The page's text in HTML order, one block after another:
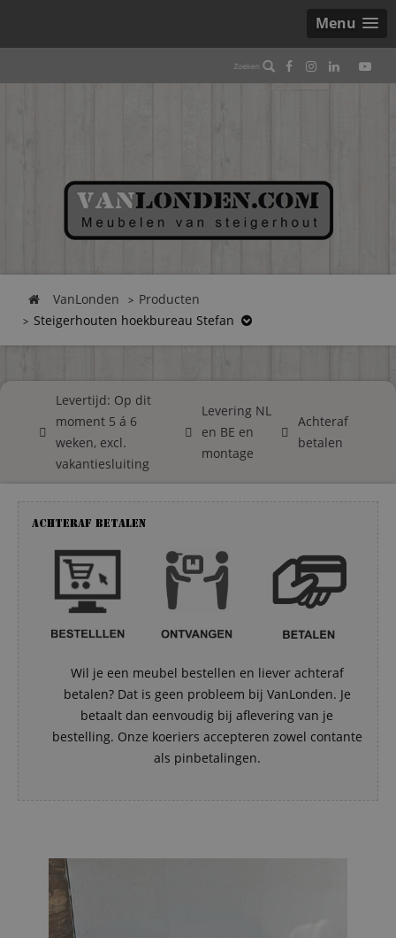
Menu
VanLonden
Producten
Steigerhouten hoekbureau Stefan
Levertijd: Op dit
moment 5 á 6
weken, excl.
vakantiesluiting
Levering NL
en BE en
montage
Achteraf
betalen
Achteraf betalen
Wil je een meubel bestellen en liever achteraf
betalen? Dat is geen probleem bij VanLonden. Je
betaalt dan eenvoudig bij aflevering van je
bestelling. Onze koeriers accepteren zowel contante
als pinbetalingen.